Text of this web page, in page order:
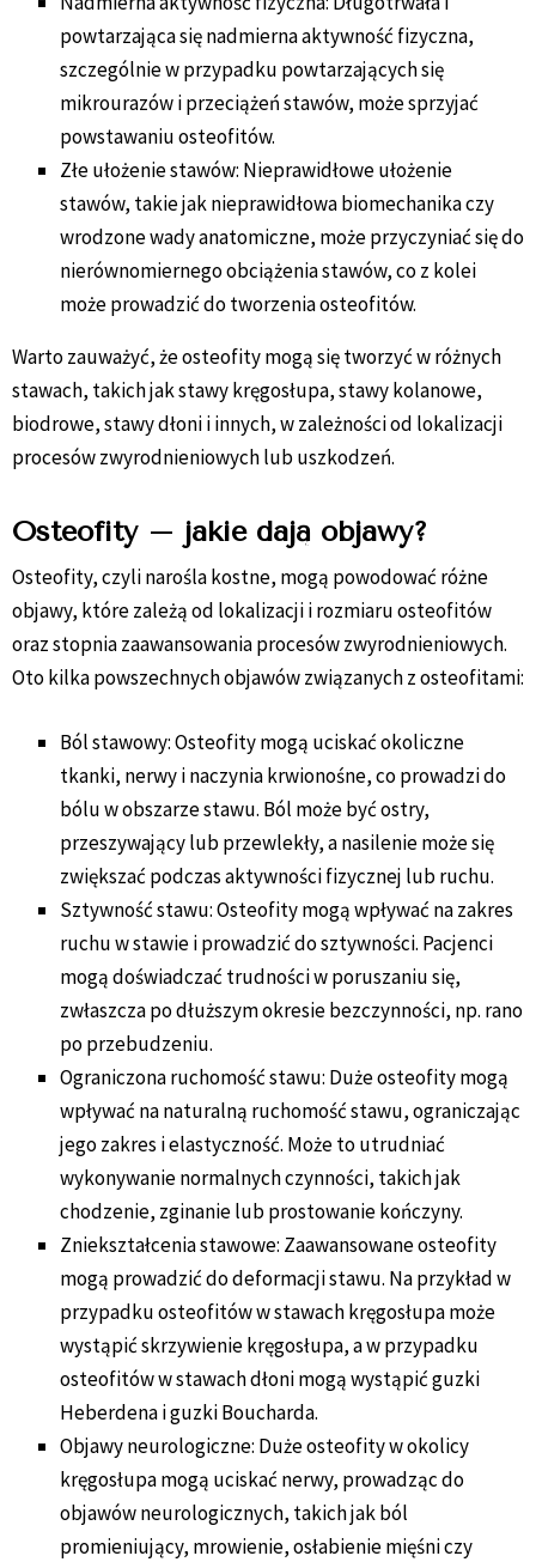
powtarzająca się nadmierna aktywność fizyczna,
szczególnie w przypadku powtarzających się
mikrourazów i przeciążeń stawów, może sprzyjać
powstawaniu osteofitów.
Złe ułożenie stawów: Nieprawidłowe ułożenie
stawów, takie jak nieprawidłowa biomechanika czy
wrodzone wady anatomiczne, może przyczyniać się do
nierównomiernego obciążenia stawów, co z kolei
może prowadzić do tworzenia osteofitów.
Warto zauważyć, że osteofity mogą się tworzyć w różnych
stawach, takich jak stawy kręgosłupa, stawy kolanowe,
biodrowe, stawy dłoni i innych, w zależności od lokalizacji
procesów zwyrodnieniowych lub uszkodzeń.
Osteofity – jakie dają objawy?
Osteofity, czyli narośla kostne, mogą powodować różne
objawy, które zależą od lokalizacji i rozmiaru osteofitów
oraz stopnia zaawansowania procesów zwyrodnieniowych.
Oto kilka powszechnych objawów związanych z osteofitami:
Ból stawowy: Osteofity mogą uciskać okoliczne
tkanki, nerwy i naczynia krwionośne, co prowadzi do
bólu w obszarze stawu. Ból może być ostry,
przeszywający lub przewlekły, a nasilenie może się
zwiększać podczas aktywności fizycznej lub ruchu.
Sztywność stawu: Osteofity mogą wpływać na zakres
ruchu w stawie i prowadzić do sztywności. Pacjenci
mogą doświadczać trudności w poruszaniu się,
zwłaszcza po dłuższym okresie bezczynności, np. rano
po przebudzeniu.
Ograniczona ruchomość stawu: Duże osteofity mogą
wpływać na naturalną ruchomość stawu, ograniczając
jego zakres i elastyczność. Może to utrudniać
wykonywanie normalnych czynności, takich jak
chodzenie, zginanie lub prostowanie kończyny.
Zniekształcenia stawowe: Zaawansowane osteofity
mogą prowadzić do deformacji stawu. Na przykład w
przypadku osteofitów w stawach kręgosłupa może
wystąpić skrzywienie kręgosłupa, a w przypadku
osteofitów w stawach dłoni mogą wystąpić guzki
Heberdena i guzki Boucharda.
Objawy neurologiczne: Duże osteofity w okolicy
kręgosłupa mogą uciskać nerwy, prowadząc do
objawów neurologicznych, takich jak ból
promieniujący, mrowienie, osłabienie mięśni czy